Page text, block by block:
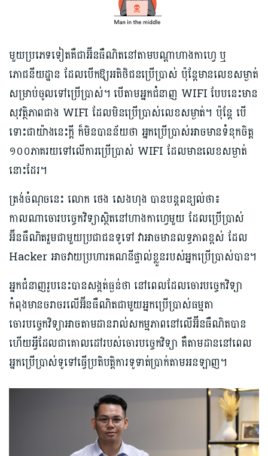
មួយប្រភេទទៀតគឺជាអ៊ីនធឺណិតនៅតាមបណ្ដាហាងកាហ្វេ ឬ
ភោជនីយដ្ឋាន​ ដែលបើកឱ្យ​អតិថិជនប្រើប្រាស់ ប៉ុន្តែមានលេខសម្ងាត់
សម្រាប់ចូលទៅប្រើប្រាស់។ បើតាមអ្នកជំនាញ WIFI បែបនេះមាន
សុវត្ថិភាពជាង WIFI ដែលមិនប្រើប្រាស់លេខសម្ងាត់។ ប៉ុន្តែ បើ
ទោះជាយ៉ាងនេះក្ដី ក៏មិនបានន័យថា អ្នកប្រើប្រាស់អាចមានទំនុកចិត្ត
១០០ភាគរយ​ទៅលើការប្រើប្រាស់ WIFI ដែលមានលេខសម្ងាត់
នោះដែរ។
ត្រង់ចំណុចនេះ លោក ថេង សេងហុង បានបន្តពន្យល់ថា៖
កាលណាចោរបច្ចេកវិទ្យាស្ថិតនៅហាង​កាហ្វេមួយ ដែលប្រើប្រាស់
អ៊ីនធឺណិតរួមជាមួយប្រជាជនទូទៅ វាអាចមានលទ្ធភាពខ្ពស់ ដែល
Hacker អាចវាយ​ប្រហារគណនីផ្ទាល់ខ្លួនរបស់អ្នកប្រើប្រាស់បាន។
អ្នកជំនាញរូបនេះបានសង្កត់ធ្ងន់ថា នៅពេលដែលចោរបច្ចេកវិទ្យា
កំពុងមានចរាចរលើអ៊ីនធឺណិតជាមួយអ្នកប្រើប្រាស់ធម្មតា
ចោរបច្ចេកវិទ្យាអាចតាមដានរាល់សកម្មភាពនៅលើអ៊ីនធឺណិតបាន
ហើយអ្វីដែលជាគោលដៅរបស់ចោរបច្ចេកវិទ្យា គឺតាមដាននៅពេល
អ្នកប្រើប្រាស់ទូទៅធ្វើប្រតិបត្តិការទូទាត់ប្រាក់តាមអនឡាញ។